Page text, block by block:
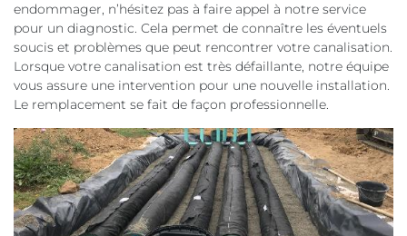
endommager, n’hésitez pas à faire appel à notre service
pour un diagnostic. Cela permet de connaître les éventuels
soucis et problèmes que peut rencontrer votre canalisation.
Lorsque votre canalisation est très défaillante, notre équipe
vous assure une intervention pour une nouvelle installation.
Le remplacement se fait de façon professionnelle.